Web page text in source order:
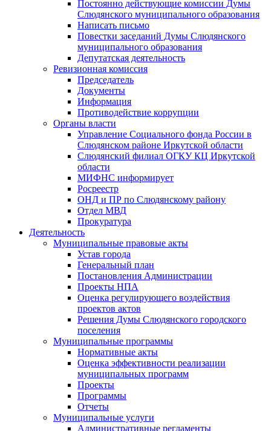
Постоянно действующие комиссии Думы
Слюдянского муниципального образования
Написать письмо
Повестки заседаний Думы Слюдянского
муниципального образования
Депутатская деятельность
Ревизионная комиссия
Председатель
Документы
Информация
Противодействие коррупции
Органы власти
Управление Социального фонда России в
Слюдянском районе Иркутской области
Слюдянский филиал ОГКУ КЦ Иркутской
области
МИФНС информирует
Росреестр
ОНД и ПР по Слюдянскому району
Отдел МВД
Прокуратура
Деятельность
Муниципальные правовые акты
Устав города
Генеральный план
Постановления Администрации
Проекты НПА
Оценка регулирующего воздействия
проектов актов
Решения Думы Слюдянского городского
поселения
Муниципальные программы
Нормативные акты
Оценка эффективности реализации
муниципальных программ
Проекты
Программы
Отчеты
Муниципальные услуги
Административные регламенты